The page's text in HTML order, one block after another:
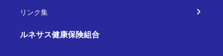
リンク集
ルネサス健康保険組合